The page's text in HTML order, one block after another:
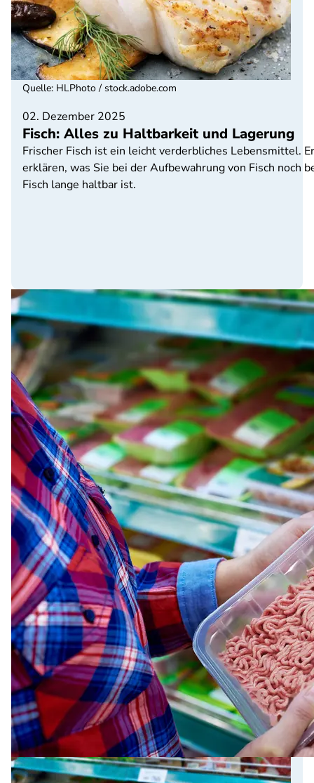
02. Dezember 2025
Fisch: Alles zu Haltbarkeit und Lagerung
Frischer Fisch ist ein leicht verderbliches Lebensmittel.
erklären, was Sie bei der Aufbewahrung von Fisch noch
Fisch lange haltbar ist.
Quelle: HLPhoto / stock.adobe.com